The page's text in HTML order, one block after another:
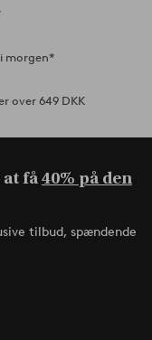
morgen*
over 649 DKK
at få40% på den
tilbud, spændende